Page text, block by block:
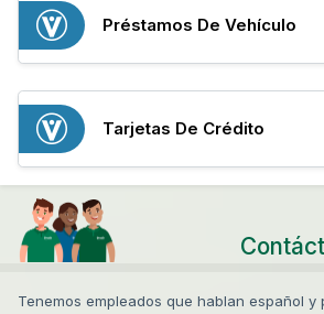
Préstamos De Vehículo
Tarjetas De Crédito
Tenemos empleados que hablan español y